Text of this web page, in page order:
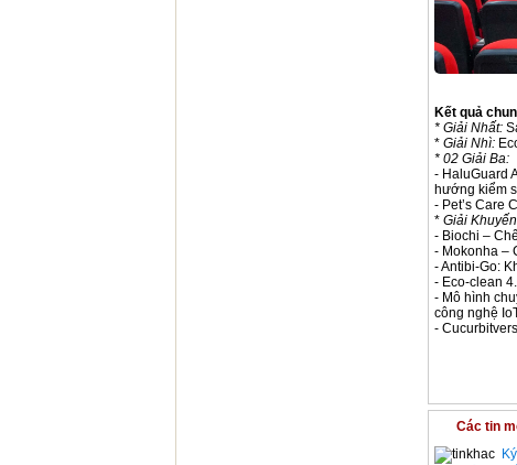
Kết quả
* Giải Nhất:
* Giải Nhì:
* 02 Giải Ba:
- HaluGuard
hướng kiểm
- Pet’s Care
* Giải
- Biochi –
- Mokonha –
- Antibi-Go:
- Eco-clean
- Mô hình
công nghệ
-
Các tin